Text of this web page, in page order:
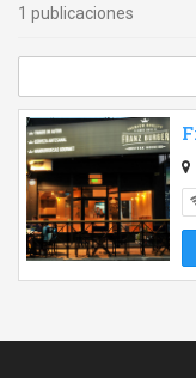
1 publicaciones